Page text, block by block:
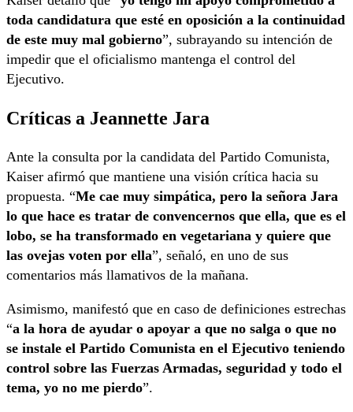
toda candidatura que esté en oposición a la continuidad
de este muy mal gobierno”, subrayando su intención de
impedir que el oficialismo mantenga el control del
Ejecutivo.
Críticas a Jeannette Jara
Ante la consulta por la candidata del Partido Comunista,
Kaiser afirmó que mantiene una visión crítica hacia su
propuesta. “Me cae muy simpática, pero la señora Jara
lo que hace es tratar de convencernos que ella, que es el
lobo, se ha transformado en vegetariana y quiere que
las ovejas voten por ella”, señaló, en uno de sus
comentarios más llamativos de la mañana.
Asimismo, manifestó que en caso de definiciones estrechas
“a la hora de ayudar o apoyar a que no salga o que no
se instale el Partido Comunista en el Ejecutivo teniendo
control sobre las Fuerzas Armadas, seguridad y todo el
tema, yo no me pierdo”.